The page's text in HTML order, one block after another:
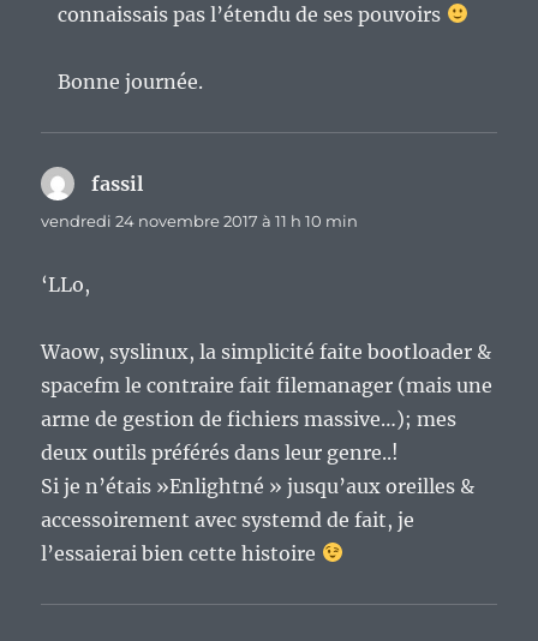
connaissais pas l’étendu de ses pouvoirs
Bonne journée.
fassil
vendredi 24 novembre 2017 à 11 h 10 min
‘LLo,
Waow, syslinux, la simplicité faite bootloader &
spacefm le contraire fait filemanager (mais une
arme de gestion de fichiers massive…); mes
deux outils préférés dans leur genre..!
Si je n’étais »Enlightné » jusqu’aux oreilles &
accessoirement avec systemd de fait, je
l’essaierai bien cette histoire